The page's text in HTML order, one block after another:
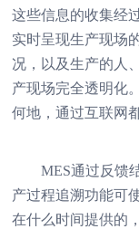
这些信息的收集经
实时呈现生产现场
况，以及生产的人
产现场完全透明化
何地，通过互联网
MES通过反馈结
产过程追溯功能可
在什么时间提供的